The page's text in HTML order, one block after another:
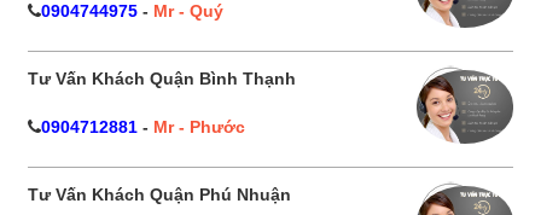
0904744975 - Mr - Quý
Tư Vấn Khách Quận Bình Thạnh
0904712881 - Mr - Phước
Tư Vấn Khách Quận Phú Nhuận